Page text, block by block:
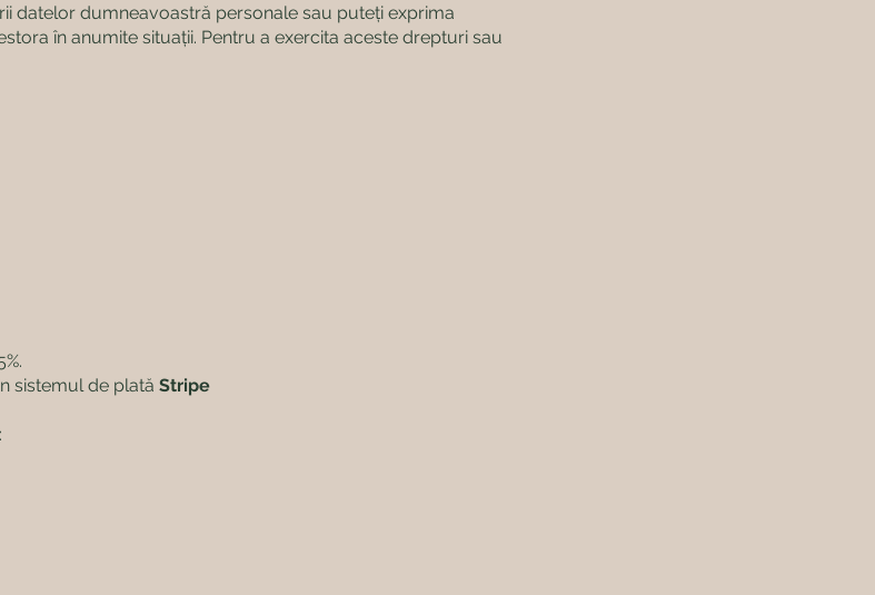
datelor dumneavoastră personale sau puteți exprima
în anumite situații. Pentru a exercita aceste drepturi sau
sistemul de plată Stripe